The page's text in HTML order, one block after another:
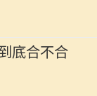
底合不合